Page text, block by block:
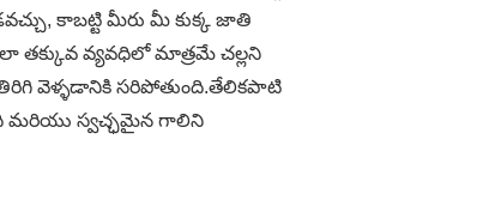
కాబట్టి మీరు మీ కుక్క జాతి
తక్కువ వ్యవధిలో మాత్రమే చల్లని
వెళ్ళడానికి సరిపోతుంది.తేలికపాటి
మరియు స్వచ్ఛమైన గాలిని